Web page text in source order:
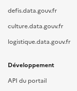
defis.data.gouv.fr
culture.data.gouv.fr
logistique.data.gouv.fr
Développement
API du portail